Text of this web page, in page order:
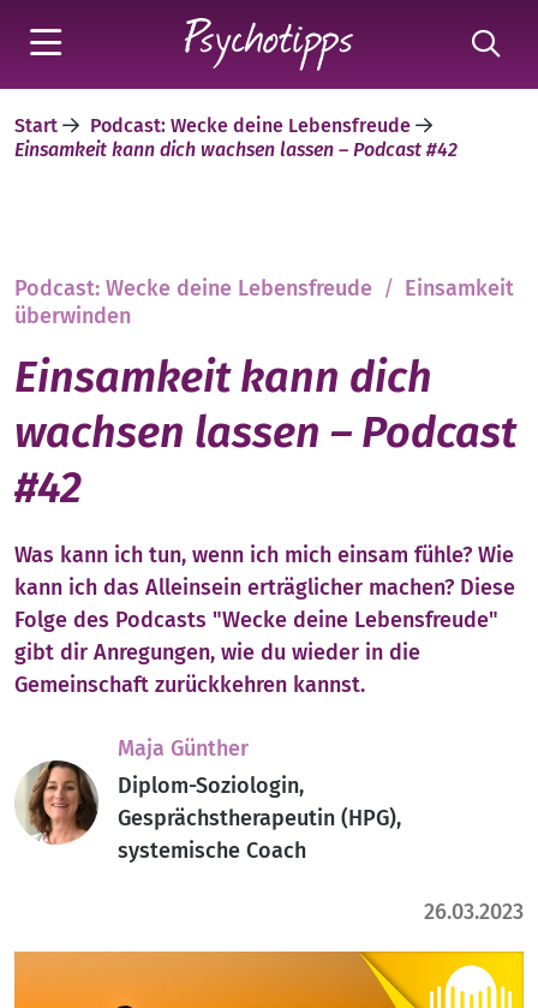
Start
Podcast: Wecke deine Lebensfreude
Einsamkeit kann dich wachsen lassen – Podcast #42
Podcast: Wecke deine Lebensfreude / Einsamkeit
überwinden
Einsamkeit kann dich
wachsen lassen – Podcast
#42
Was kann ich tun, wenn ich mich einsam fühle? Wie
kann ich das Alleinsein erträglicher machen? Diese
Folge des Podcasts "Wecke deine Lebensfreude"
gibt dir Anregungen, wie du wieder in die
Gemeinschaft zurückkehren kannst.
Maja Günther
Diplom-Soziologin,
Gesprächstherapeutin (HPG),
systemische Coach
26.03.2023